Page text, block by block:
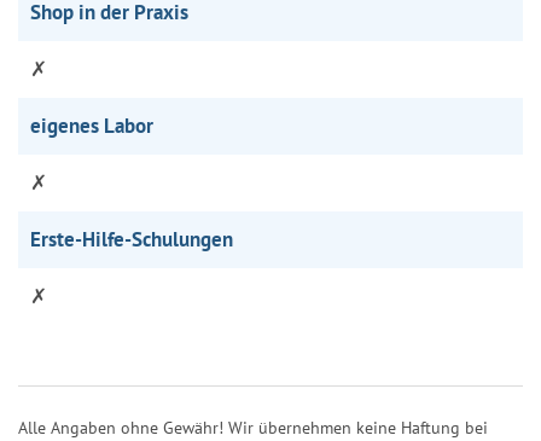
Shop in der Praxis
✗
eigenes Labor
✗
Erste-Hilfe-Schulungen
✗
Alle Angaben ohne Gewähr! Wir übernehmen keine Haftung bei